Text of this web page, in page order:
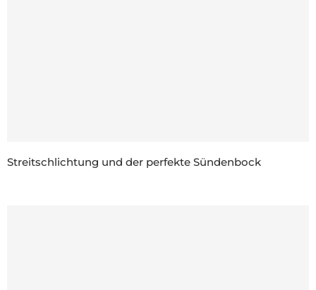
Streitschlichtung und der perfekte Sündenbock